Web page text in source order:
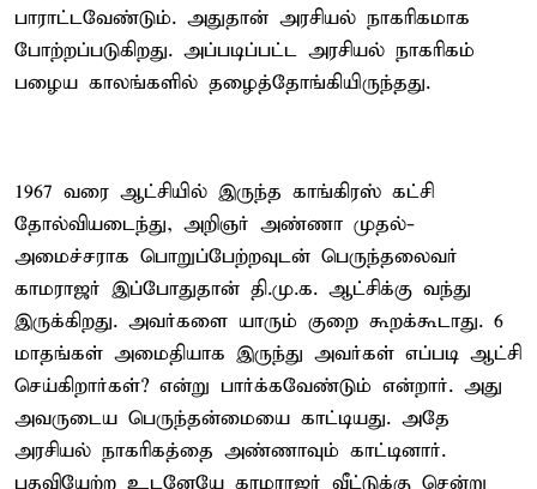
பாராட்டவேண்டும். அதுதான் அரசியல் நாகரிகமாக
போற்றப்படுகிறது. அப்படிப்பட்ட அரசியல் நாகரிகம்
பழைய காலங்களில் தழைத்தோங்கியிருந்தது.
1967 வரை ஆட்சியில் இருந்த காங்கிரஸ் கட்சி
தோல்வியடைந்து, அறிஞர் அண்ணா முதல்-
அமைச்சராக பொறுப்பேற்றவுடன் பெருந்தலைவர்
காமராஜர் இப்போதுதான் தி.மு.க. ஆட்சிக்கு வந்து
இருக்கிறது. அவர்களை யாரும் குறை கூறக்கூடாது. 6
மாதங்கள் அமைதியாக இருந்து அவர்கள் எப்படி ஆட்சி
செய்கிறார்கள்? என்று பார்க்கவேண்டும் என்றார். அது
அவருடைய பெருந்தன்மையை காட்டியது. அதே
அரசியல் நாகரிகத்தை அண்ணாவும் காட்டினார்.
பதவியேற்ற உடனேயே காமராஜர் வீட்டுக்கு சென்று